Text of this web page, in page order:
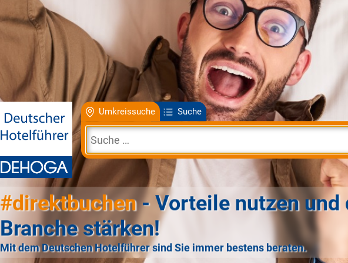
Umkreissuche Suche
#direktbuchen- Vorteile nutzen und
Branche stärken!
Mit dem Deutschen Hotelführer sind Sie immer bestens beraten.